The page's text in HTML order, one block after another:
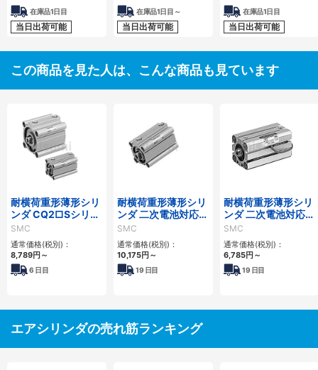
在庫品1日目
当日出荷可能
在庫品1日目～
当日出荷可能
在庫品1日目
当日出荷可能
この商品を見た人は、こんな商品も見ています
耐横荷重形薄形シリ
ンダ CQ2□Sシリー
ズ
SMC
通常価格(税別)：
8,789円 ～
6 日目
耐横荷重形薄形シリ
ンダ 二次電池対応
25A-CQ2□Sシリー
ズ
SMC
通常価格(税別)：
10,175円 ～
19 日目
耐横荷重形薄形シリ
ンダ 二次電池対応
25A-CQS□Sシリー
ズ
SMC
通常価格(税別)：
6,785円 ～
19 日目
エアシリンダの売れ筋ランキング